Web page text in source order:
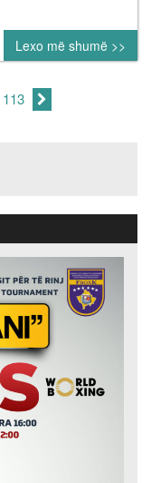
ne
Drenas
07.05.2016.
Lexo më shumë >>
113